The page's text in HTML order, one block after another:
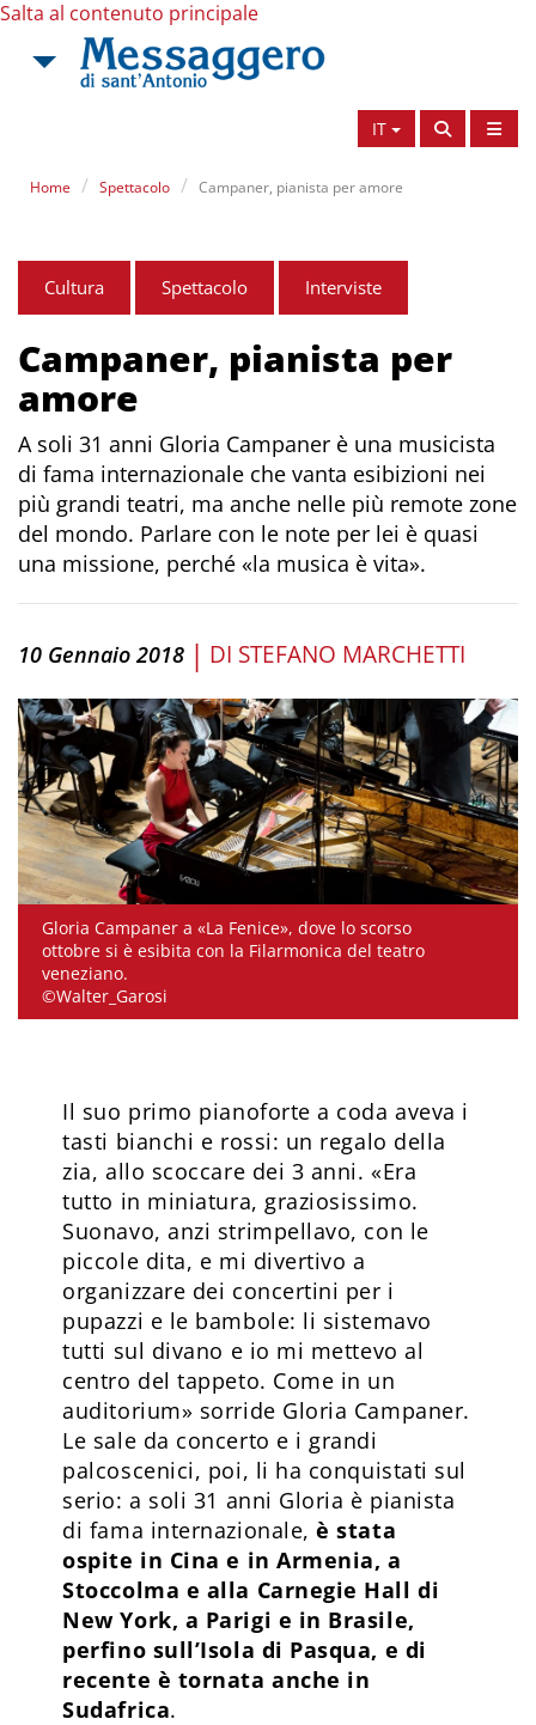
Salta al contenuto principale
IT
Home Spettacolo Campaner, pianista per amore
Cultura Spettacolo Interviste
Campaner, pianista per
amore
A soli 31 anni Gloria Campaner è una musicista
di fama internazionale che vanta esibizioni nei
più grandi teatri, ma anche nelle più remote zone
del mondo. Parlare con le note per lei è quasi
una missione, perché «la musica è vita».
10 Gennaio 2018 | DI STEFANO MARCHETTI
Gloria Campaner a «La Fenice», dove lo scorso
ottobre si è esibita con la Filarmonica del teatro
veneziano.
©Walter_Garosi
Il suo primo pianoforte a coda aveva i
tasti bianchi e rossi: un regalo della
zia, allo scoccare dei 3 anni. «Era
tutto in miniatura, graziosissimo.
Suonavo, anzi strimpellavo, con le
piccole dita, e mi divertivo a
organizzare dei concertini per i
pupazzi e le bambole: li sistemavo
tutti sul divano e io mi mettevo al
centro del tappeto. Come in un
auditorium» sorride Gloria Campaner.
Le sale da concerto e i grandi
palcoscenici, poi, li ha conquistati sul
serio: a soli 31 anni Gloria è pianista
di fama internazionale,è stata
ospite in Cina e in Armenia, a
Stoccolma e alla Carnegie Hall di
New York, a Parigi e in Brasile,
perfino sull’Isola di Pasqua, e di
recente è tornata anche in
Sudafrica.